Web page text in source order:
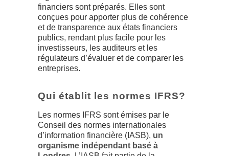
financiers sont préparés. Elles sont
conçues pour apporter plus de cohérence
et de transparence aux états financiers
publics, rendant plus facile pour les
investisseurs, les auditeurs et les
régulateurs d’évaluer et de comparer les
entreprises.
Qui établit les normes IFRS?
Les normes IFRS sont émises par le
Conseil des normes internationales
d’information financière (IASB), un
organisme indépendant basé à